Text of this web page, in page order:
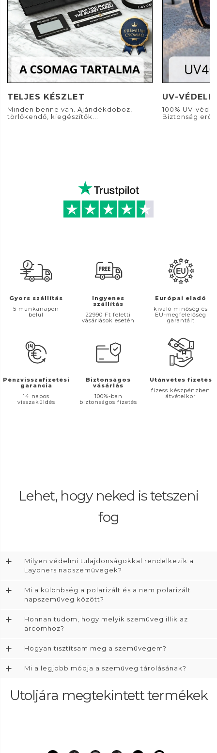
TELJES KÉSZLET
Minden benne van. Ajándékdoboz,
törlőkendő, kiegészítők...
UV-
100% UV-
Biztonság
Gyors szállítás
5 munkanapon
belül
Ingyenes
szállítás
22990 Ft feletti
vásárlások esetén
Európai eladó
kiváló minőség és
EU-megfelelőség
garantált
Pénzvisszafizetési
garancia
14 napos
visszaküldés
Biztonságos
vásárlás
100%-ban
biztonságos fizetés
Utánvétes fizetés
fizess készpénzben
átvételkor
Lehet, hogy neked is tetszeni
fog
+
Milyen védelmi tulajdonságokkal rendelkezik a
Layoners napszemüvegek?
+
Mi a különbség a polarizált és a nem polarizált
napszemüveg között?
+
Honnan tudom, hogy melyik szemüveg illik az
arcomhoz?
+ Hogyan tisztítsam meg a szemüvegem?
+ Mi a legjobb módja a szemüveg tárolásának?
Utoljára megtekintett termékek